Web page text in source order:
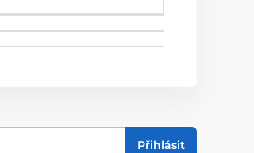
Přihlásit